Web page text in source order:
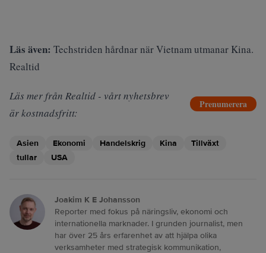
Läs även: Techstriden hårdnar när Vietnam utmanar Kina.
Realtid
Läs mer från Realtid - vårt nyhetsbrev
är kostnadsfritt:
Prenumerera
Asien Ekonomi Handelskrig Kina
Tillväxt
tullar
USA
Joakim K E Johansson
Reporter med fokus på näringsliv, ekonomi och
internationella marknader. I grunden journalist, men
har över 25 års erfarenhet av att hjälpa olika
verksamheter med strategisk kommunikation,